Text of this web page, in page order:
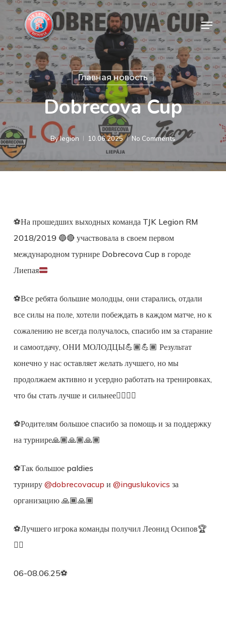
Skip
main
content
Menu
Главная новость
Dobrecova Cup
Bylegion 10.06.2025 No Comments
⚽️На прошедших выходных команда TJK Legion RM
2018/2019 🔵🔴 участвовала в своем первом
международном турнире Dobrecova Cup в городе
Лиепая
⚽️Все ребята большие молодцы, они старались, отдали
все силы на поле, хотели побеждать в каждом матче, но к
сожалению не всегда получалось, спасибо им за старание
и самоотдачу, ОНИ МОЛОДЦЫ💪🏾💪🏾 Результат
конечно у нас оставляет желать лучшего, но мы
продолжаем активно и усердно работать на тренировках,
что бы стать лучше и сильнее☝🏾💪🏾
⚽️Родителям большое спасибо за помощь и за поддержку
на турнире🙏🏾🙏🏾🙏🏾
⚽️Так большое paldies
турниру @dobrecovacup и @inguslukovics за
организацию 🙏🏾🙏🏾
⚽️Лучшего игрока команды получил Леонид Осипов🏆
👍🏾
06-08.06.25⚽️
Close
Menu